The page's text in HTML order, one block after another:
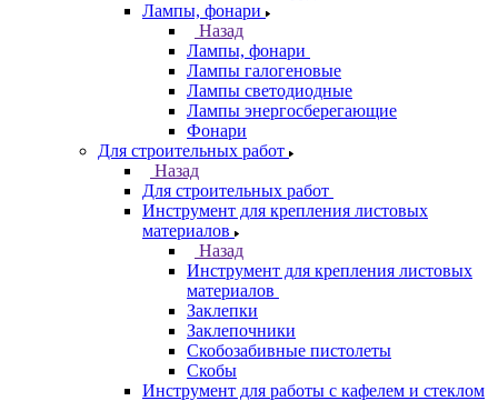
Лампы, фонари
Назад
Лампы, фонари
Лампы галогеновые
Лампы светодиодные
Лампы энергосберегающие
Фонари
Для строительных работ
Назад
Для строительных работ
Инструмент для крепления листовых
материалов
Назад
Инструмент для крепления листовых
материалов
Заклепки
Заклепочники
Скобозабивные пистолеты
Скобы
Инструмент для работы с кафелем и стеклом